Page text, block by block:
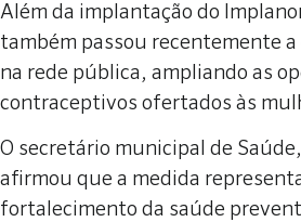
Além da implantação do
também passou recentemente
na rede pública, ampliando as
contraceptivos ofertados às
O secretário municipal de
afirmou que a medida
fortalecimento da saúde